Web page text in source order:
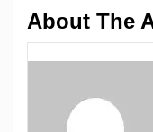
About The